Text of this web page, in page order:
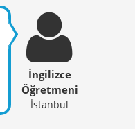
İngilizce
Öğretmeni
İstanbul